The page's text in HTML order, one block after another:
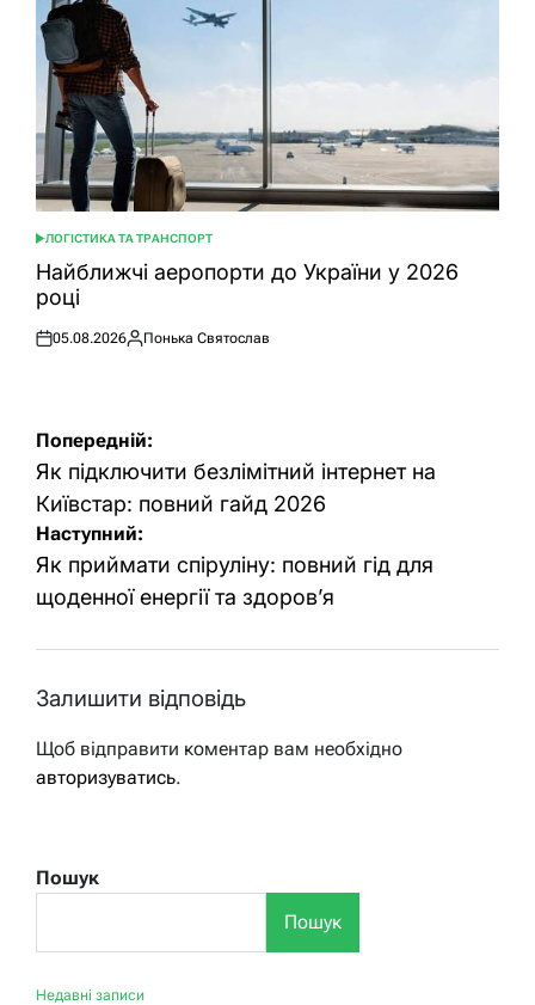
ОПУБЛІКУВАТИ
У
ЛОГІСТИКА ТА ТРАНСПОРТ
Найближчі аеропорти до України у 2026
році
Оприлюднено
05.08.2026
Опубліковано
Понька Святослав
Навігація
записів
Попередній:
Як підключити безлімітний інтернет на
Київстар: повний гайд 2026
Наступний:
Як приймати спіруліну: повний гід для
щоденної енергії та здоров’я
Залишити відповідь
Щоб відправити коментар вам необхідно
авторизуватись.
Пошук
Пошук
Недавні записи